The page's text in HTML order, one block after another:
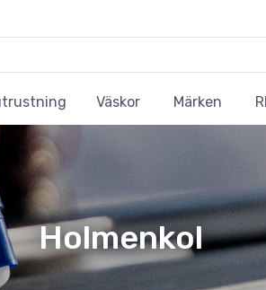
Väskor Märken
Holmenkol